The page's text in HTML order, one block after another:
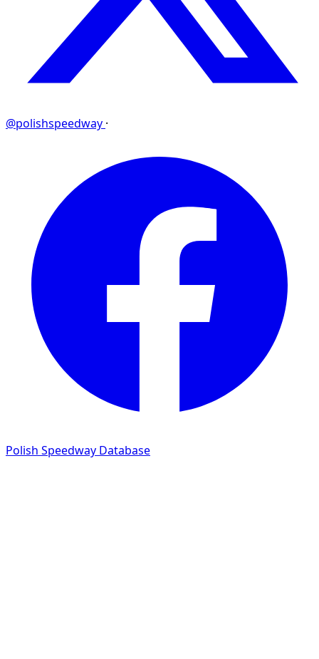
@polishspeedway ·
Polish Speedway Database